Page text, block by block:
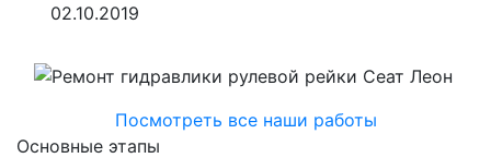
02.10.2019
Посмотреть все наши работы
Основные этапы